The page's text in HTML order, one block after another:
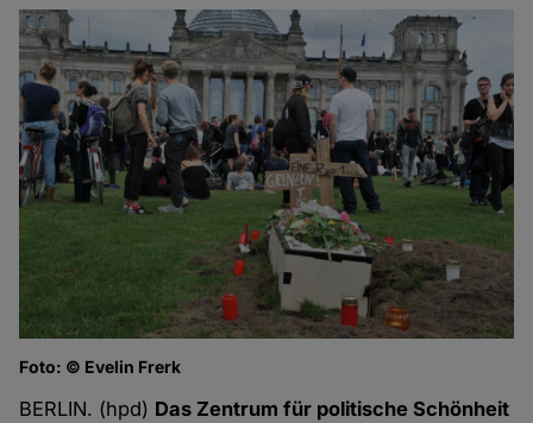
Foto: © Evelin Frerk
BERLIN. (hpd) Das Zentrum für politische Schönheit